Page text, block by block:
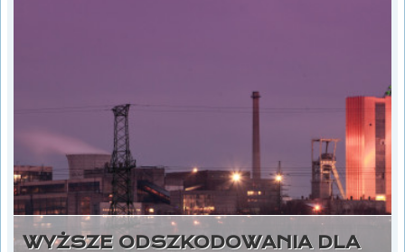
WYŻSZE ODSZKODOWANIA DLA